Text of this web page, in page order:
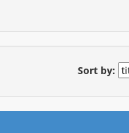
Sort by: